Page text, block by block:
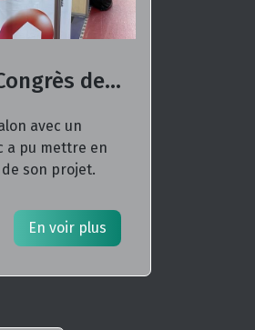
Retour sur le Congrès de Mâcon
avec un
a pu mettre en
son projet.
En voir plus